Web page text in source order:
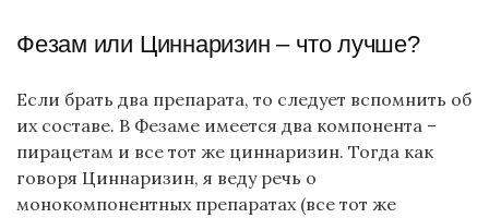
Фезам или Циннаризин – что лучше?
Если брать два препарата, то следует вспомнить об
их составе. В Фезаме имеется два компонента –
пирацетам и все тот же циннаризин. Тогда как
говоря Циннаризин, я веду речь о
монокомпонентных препаратах (все тот же